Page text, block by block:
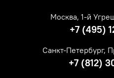
Москва, 1-й
+7 (495)
Санкт-Петербург,
+7 (812)